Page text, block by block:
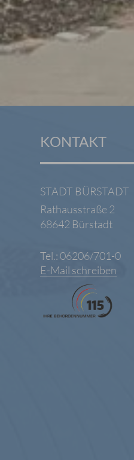
KONTAKT
STADT BÜRSTADT
Rathausstraße 2
68642 Bürstadt
Tel.: 06206/701-0
E-Mail schreiben